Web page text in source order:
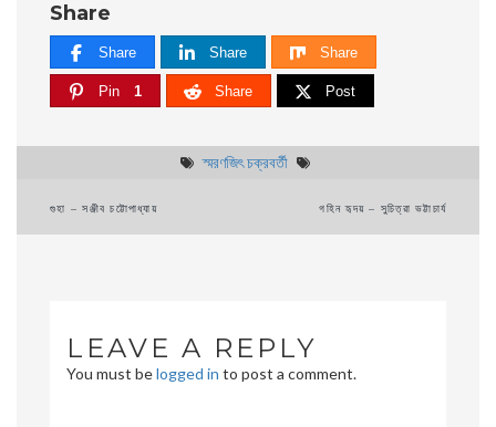
Share
Share Share Share
Pin 1 Share Post
স্মরণজিৎ চক্রবর্তী
Post
গুহা – সঞ্জীব চট্টোপাধ্যায় গহিন হৃদয় – সুচিত্রা ভট্টাচার্য
LEAVE A REPLY
You must belogged in to post a comment.